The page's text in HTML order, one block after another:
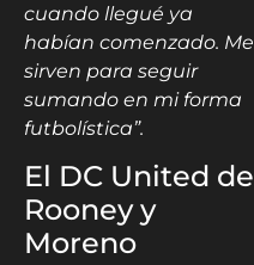
cuando llegué ya
habían comenzado. Me
sirven para seguir
sumando en mi forma
futbolística”.
El DC United de
Rooney y
Moreno